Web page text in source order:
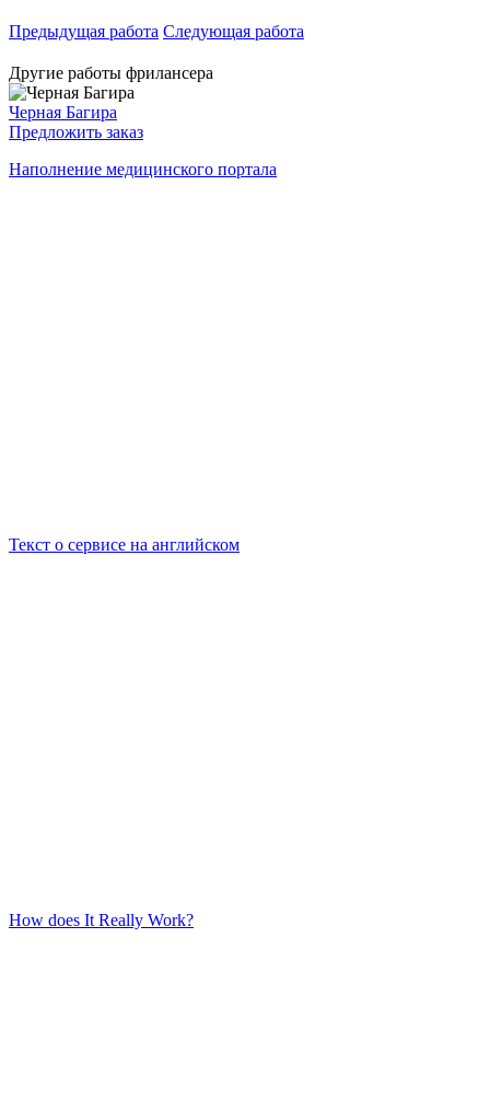
Предыдущая работа Следующая работа
Другие работы фрилансера
Черная Багира
Предложить заказ
Наполнение медицинского портала
Текст о сервисе на английском
How does It Really Work?